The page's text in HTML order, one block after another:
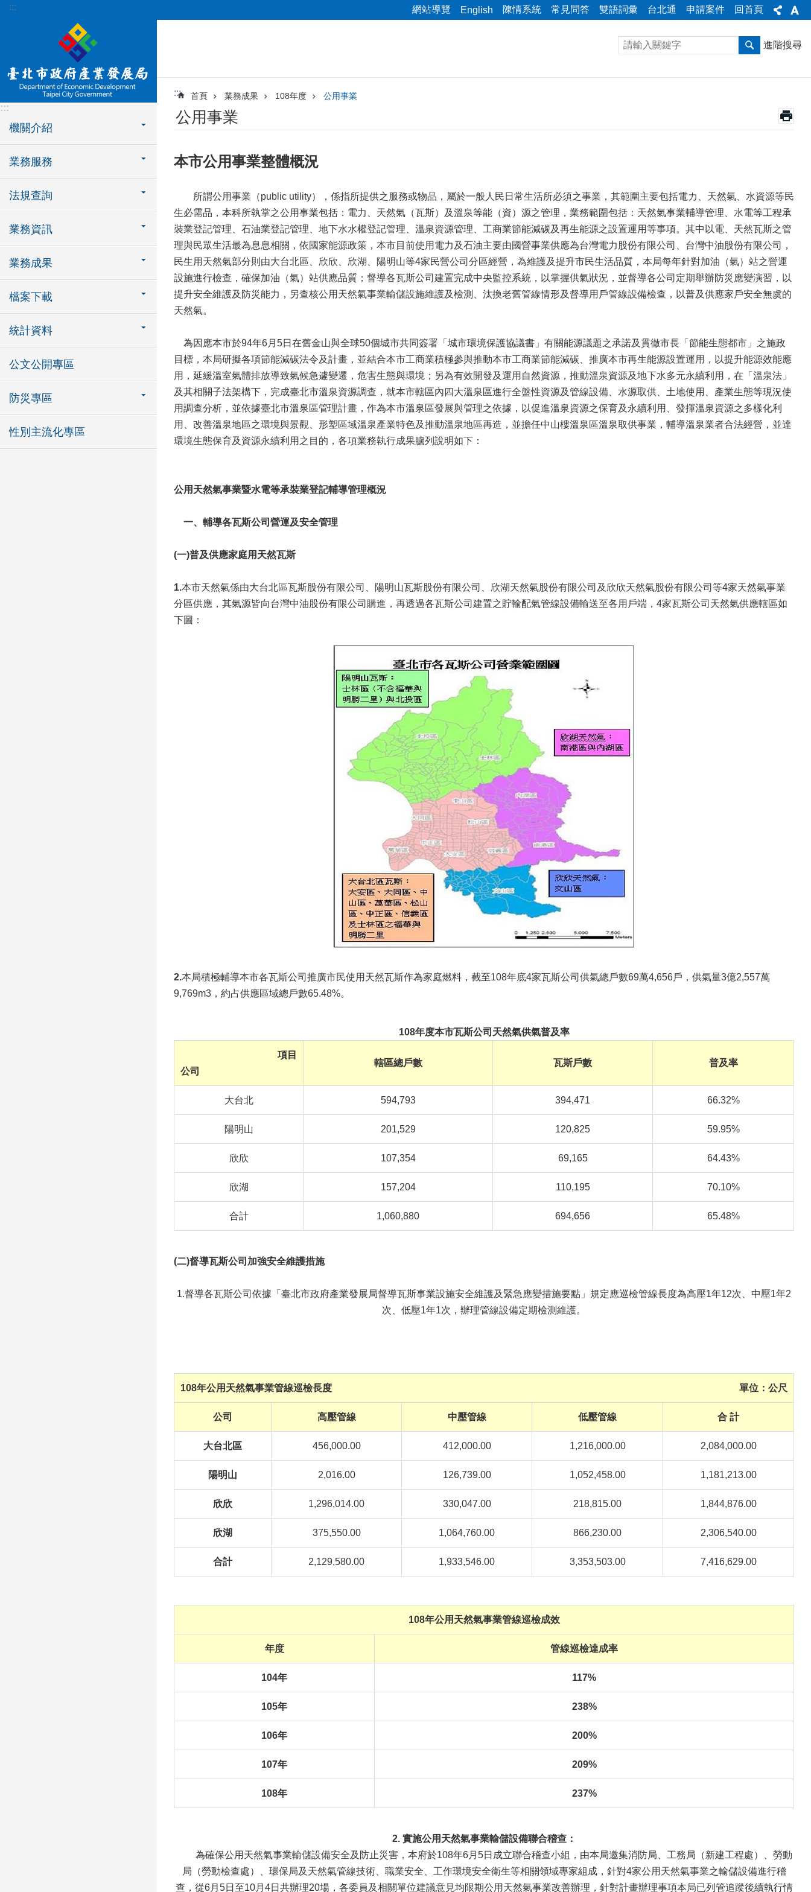
跳到主要內容區塊
::: 網站導覽 English 陳情系統 常見問答 雙語詞彙 台北通 申請案件 回首頁
:::
機關介紹
業務服務
法規查詢
業務資訊
業務成果
檔案下載
統計資料
公文公開專區
防災專區
性別主流化專區
進階搜尋
::: 首頁 業務成果 108年度 公用事業
公用事業
本市公用事業整體概況
所謂公用事業（public utility），係指所提供之服務或物品，屬於一般人民日常生活所必須之事業，其範圍主要包括電力、天然氣、水資源等民
生必需品，本科所執掌之公用事業包括：電力、天然氣（瓦斯）及溫泉等能（資）源之管理，業務範圍包括：天然氣事業輔導管理、水電等工程承
裝業登記管理、石油業登記管理、地下水水權登記管理、溫泉資源管理、工商業節能減碳及再生能源之設置運用等事項。其中以電、天然瓦斯之管
理與民眾生活最為息息相關，依國家能源政策，本市目前使用電力及石油主要由國營事業供應為台灣電力股份有限公司、台灣中油股份有限公司，
民生用天然氣部分則由大台北區、欣欣、欣湖、陽明山等4家民營公司分區經營，為維護及提升市民生活品質，本局每年針對加油（氣）站之營運
設施進行檢查，確保加油（氣）站供應品質；督導各瓦斯公司建置完成中央監控系統，以掌握供氣狀況，並督導各公司定期舉辦防災應變演習，以
提升安全維護及防災能力，另查核公用天然氣事業輸儲設施維護及檢測、汰換老舊管線情形及督導用戶管線設備檢查，以普及供應家戶安全無虞的
天然氣。
為因應本市於94年6月5日在舊金山與全球50個城市共同簽署「城市環境保護協議書」有關能源議題之承諾及貫徹市長「節能生態都市」之施政
目標，本局研擬各項節能減碳法令及計畫，並結合本市工商業積極參與推動本市工商業節能減碳、推廣本市再生能源設置運用，以提升能源效能應
用，延緩溫室氣體排放導致氣候急遽變遷，危害生態與環境；另為有效開發及運用自然資源，推動溫泉資源及地下水多元永續利用，在「溫泉法」
及其相關子法架構下，完成臺北市溫泉資源調查，就本市轄區內四大溫泉區進行全盤性資源及管線設備、水源取供、土地使用、產業生態等現況使
用調查分析，並依據臺北市溫泉區管理計畫，作為本市溫泉區發展與管理之依據，以促進溫泉資源之保育及永續利用、發揮溫泉資源之多樣化利
用、改善溫泉地區之環境與景觀、形塑區域溫泉產業特色及推動溫泉地區再造，並擔任中山樓溫泉區溫泉取供事業，輔導溫泉業者合法經營，並達
環境生態保育及資源永續利用之目的，各項業務執行成果臚列說明如下：
公用天然氣事業暨水電等承裝業登記輔導管理概況
一、輔導各瓦斯公司營運及安全管理
(一)普及供應家庭用天然瓦斯
1.本市天然氣係由大台北區瓦斯股份有限公司、陽明山瓦斯股份有限公司、欣湖天然氣股份有限公司及欣欣天然氣股份有限公司等4家天然氣事業
分區供應，其氣源皆向台灣中油股份有限公司購進，再透過各瓦斯公司建置之貯輸配氣管線設備輸送至各用戶端，4家瓦斯公司天然氣供應轄區如
下圖：
2.本局積極輔導本市各瓦斯公司推廣市民使用天然瓦斯作為家庭燃料，截至108年底4家瓦斯公司供氣總戶數69萬4,656戶 ，供氣量3億2,557萬
9,769m3 ，約占供應區域總戶數65.48%。
108年度本市瓦斯公司天然氣供氣普及率
項目
公司
轄區總戶數 瓦斯戶數 普及率
大台北 594,793 394,471 66.32%
陽明山 201,529 120,825 59.95%
欣欣 107,354 69,165 64.43%
欣湖 157,204 110,195 70.10%
合計 1,060,880 694,656 65.48%
(二)督導瓦斯公司加強安全維護措施
1.督導各瓦斯公司依據「臺北市政府產業發展局督導瓦斯事業設施安全維護及緊急應變措施要點」規定應巡檢管線長度為高壓1年12次、中壓1年2
次、低壓1年1次，辦理管線設備定期檢測維護。
108年公用天然氣事業管線巡檢長度 單位：公尺
公司 高壓管線 中壓管線 低壓管線 合 計
大台北區 456,000.00 412,000.00 1,216,000.00 2,084,000.00
陽明山 2,016.00 126,739.00 1,052,458.00 1,181,213.00
欣欣 1,296,014.00 330,047.00 218,815.00 1,844,876.00
欣湖 375,550.00 1,064,760.00 866,230.00 2,306,540.00
合計 2,129,580.00 1,933,546.00 3,353,503.00 7,416,629.00
108年公用天然氣事業管線巡檢成效
年度 管線巡檢達成率
104年 117%
105年 238%
106年 200%
107年 209%
108年 237%
2. 實施公用天然氣事業輸儲設備聯合稽查：
為確保公用天然氣事業輸儲設備安全及防止災害，本府於108年6月5日成立聯合稽查小組，由本局邀集消防局、工務局（新建工程處）、勞動
局（勞動檢查處）、環保局及天然氣管線技術、職業安全、工作環境安全衛生等相關領域專家組成，針對4家公用天然氣事業之輸儲設備進行稽
查，從6月5日至10月4日共辦理20場，各委員及相關單位建議意見均限期公用天然氣事業改善辦理，針對計畫辦理事項本局已列管追蹤後續執行情